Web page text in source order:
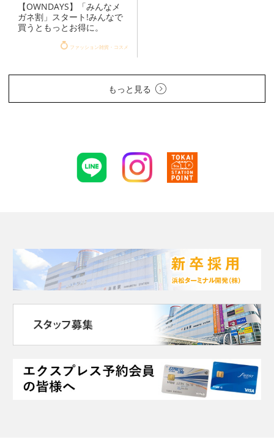
【OWNDAYS】「みんなメ
ガネ割」スタート!みんなで
買うともっとお得に。
ファッション雑貨・コスメ
もっと見る